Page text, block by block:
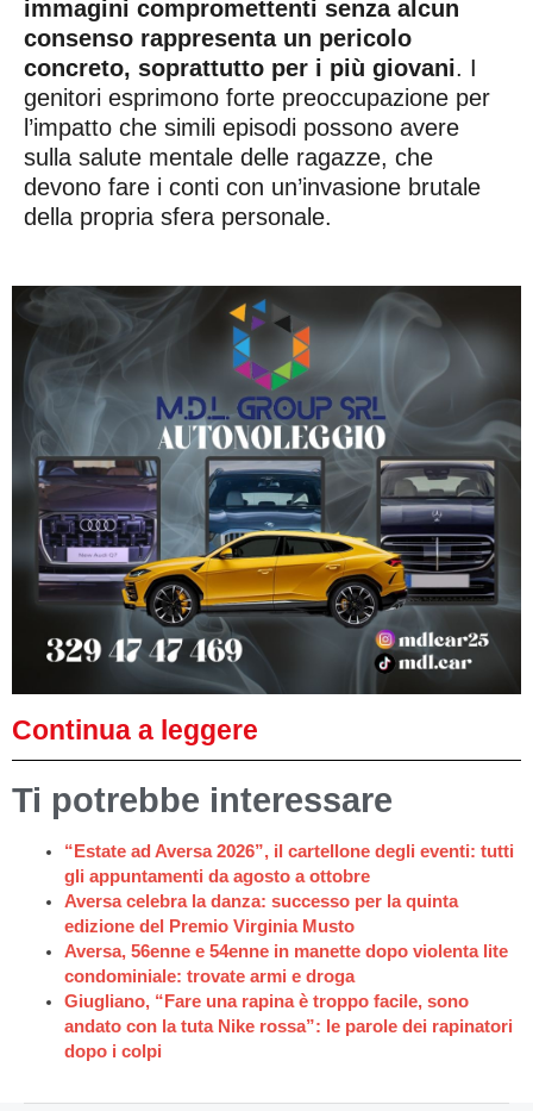
immagini compromettenti senza alcun
consenso rappresenta un pericolo
concreto, soprattutto per i più giovani. I
genitori esprimono forte preoccupazione per
l’impatto che simili episodi possono avere
sulla salute mentale delle ragazze, che
devono fare i conti con un’invasione brutale
della propria sfera personale.
Continua a leggere
Ti potrebbe interessare
“Estate ad Aversa 2026”, il cartellone degli eventi: tutti
gli appuntamenti da agosto a ottobre
Aversa celebra la danza: successo per la quinta
edizione del Premio Virginia Musto
Aversa, 56enne e 54enne in manette dopo violenta lite
condominiale: trovate armi e droga
Giugliano, “Fare una rapina è troppo facile, sono
andato con la tuta Nike rossa”: le parole dei rapinatori
dopo i colpi